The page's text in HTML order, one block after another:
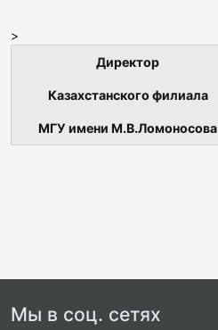
>
Директор
Казахстанского филиала
МГУ имени М.В.Ломоносова
Мы в соц. сетях